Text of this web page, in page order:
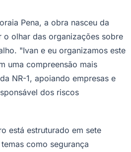
Pena, a obra nasceu da
o olhar das organizações sobre
"Ivan e eu organizamos este
uma compreensão mais
NR-1, apoiando empresas e
dos riscos
está estruturado em sete
como segurança